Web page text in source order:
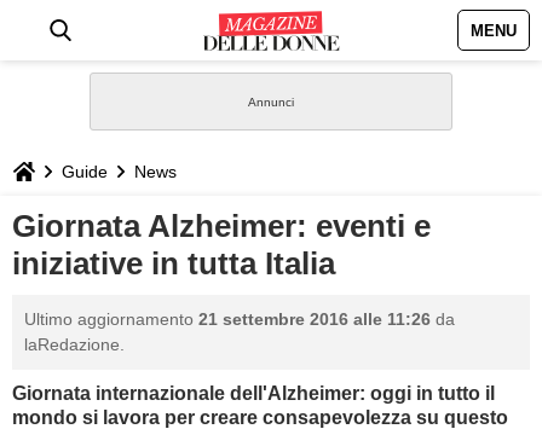
MENU
STILE
BIOGRAFIE
DEFINIZIONI
GASTRONOMIA
Guide News
Giornata Alzheimer: eventi e
iniziative in tutta Italia
Ultimo aggiornamento 21 settembre 2016 alle 11:26 da
laRedazione.
Giornata internazionale dell'Alzheimer: oggi in tutto il
mondo si lavora per creare consapevolezza su questo